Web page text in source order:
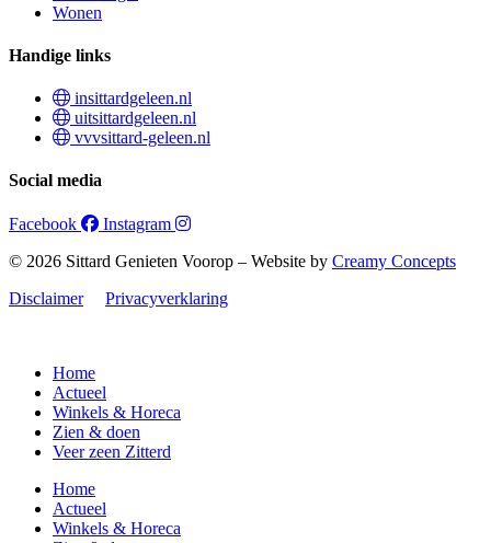
Wonen
Handige links
insittardgeleen.nl
uitsittardgeleen.nl
vvvsittard-geleen.nl
Social media
Facebook
Instagram
© 2026 Sittard Genieten Voorop – Website by Creamy Concepts
Disclaimer
Privacyverklaring
Home
Actueel
Winkels & Horeca
Zien & doen
Veer zeen Zitterd
Home
Actueel
Winkels & Horeca